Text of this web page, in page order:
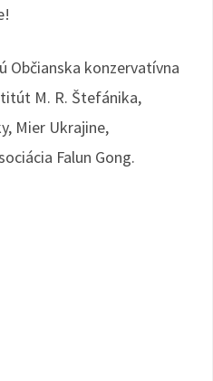
Občianska konzervatívna
M. R. Štefánika,
Mier Ukrajine,
Falun Gong.